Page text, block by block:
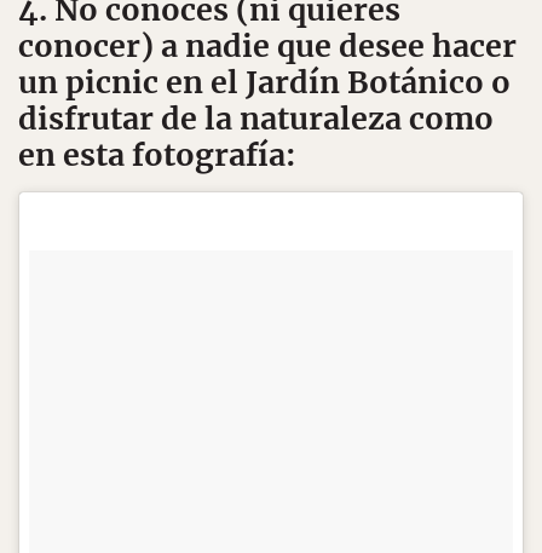
4. No conoces (ni quieres
conocer) a nadie que desee hacer
un picnic en el Jardín Botánico o
disfrutar de la naturaleza como
en esta fotografía: